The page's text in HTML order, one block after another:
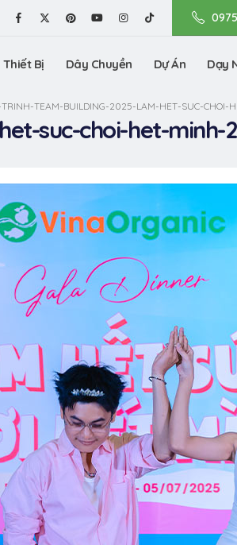
Thiết Bị Dây Chuyền Dự Án Dạy
TEAM-BUILDING-2025-LAM-HET-SUC-CHOI-
suc-choi-het-minh-